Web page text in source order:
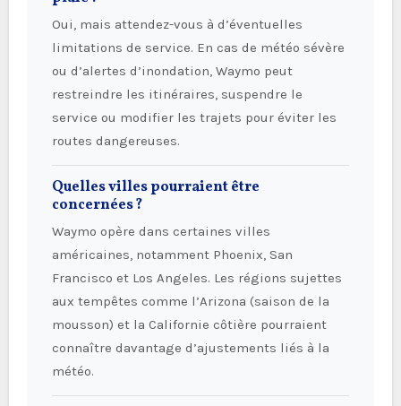
Oui, mais attendez-vous à d’éventuelles
limitations de service. En cas de météo sévère
ou d’alertes d’inondation, Waymo peut
restreindre les itinéraires, suspendre le
service ou modifier les trajets pour éviter les
routes dangereuses.
Quelles villes pourraient être
concernées ?
Waymo opère dans certaines villes
américaines, notamment Phoenix, San
Francisco et Los Angeles. Les régions sujettes
aux tempêtes comme l’Arizona (saison de la
mousson) et la Californie côtière pourraient
connaître davantage d’ajustements liés à la
météo.